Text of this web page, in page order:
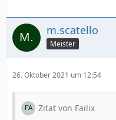
m.scatello
Meister
26. Oktober 2021 um 12:54
Zitat von Failix